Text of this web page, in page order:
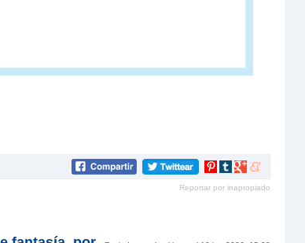
Compartir
Pinterest
Compartir
tumblr
Compartir
Google+
Compartir
meneame
Reportar por inapropiado